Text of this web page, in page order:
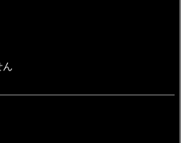
ん